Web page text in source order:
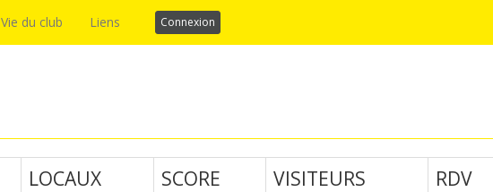
Vie du club Liens Connexion
LOCAUX SCORE VISITEURS RDV